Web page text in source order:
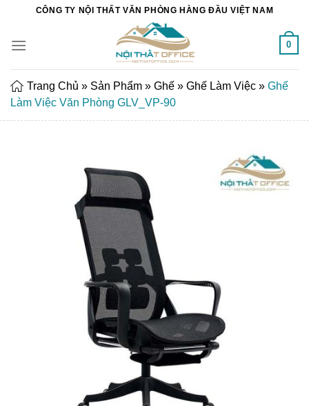
Chuyển
nội
CÔNG TY NỘI THẤT VĂN PHÒNG HÀNG ĐẦU VIỆT NAM
0
Trang Chủ » Sản Phẩm » Ghế » Ghế Làm Việc » Ghế
Làm Việc Văn Phòng GLV_VP-90